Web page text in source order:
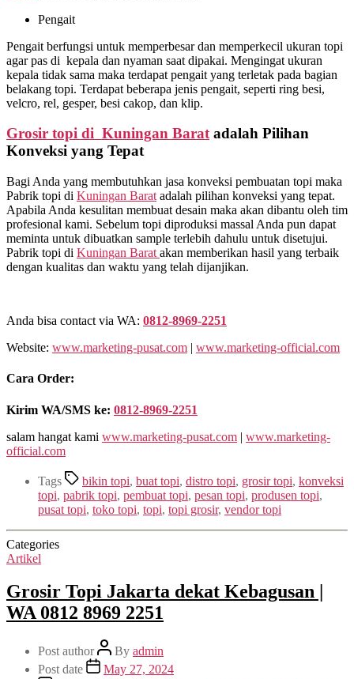
Pengait
Pengait berfungsi untuk memperbesar dan memperkecil ukuran topi
agar pas di kepala dan nyaman saat dipakai. Mengingat ukuran
kepala tidak sama maka terdapat pengait yang terletak pada bagian
belakang topi. Terdapat beberapa jenis pengait, seperti ring besi,
velcro, rel, gesper, besi cakop, dan klip.
Grosir topi di Kuningan Baratadalah Pilihan
Konveksi yang Tepat
Bagi Anda yang membutuhkan jasa konveksi pembuatan topi maka
Pabrik topi di Kuningan Barat adalah pilihan konveksi yang tepat.
Apabila Anda kesulitan membuat desain maka akan dibantu oleh tim
profesional kami. Sebelum topi diproduksi massal Anda pun dapat
meminta untuk dibuatkan sample terlebih dahulu untuk disetujui.
Pabrik topi di Kuningan Barat akan memberikan hasil yang terbaik
dengan kualitas dan waktu yang telah dijanjikan.
Anda bisa contact via WA: 0812-8969-2251
Website: www.marketing-pusat.com | www.marketing-official.com
Cara Order:
Kirim WA/SMS ke: 0812-8969-2251
salam hangat kami www.marketing-pusat.com | www.marketing-
official.com
Tags bikin topi, buat topi, distro topi, grosir topi, konveksi
topi, pabrik topi, pembuat topi, pesan topi, produsen topi,
pusat topi, toko topi, topi, topi grosir, vendor topi
Categories
Artikel
Grosir Topi Jakarta dekat Kebagusan |
WA 0812 8969 2251
Post author By admin
Post date
May 27, 2024